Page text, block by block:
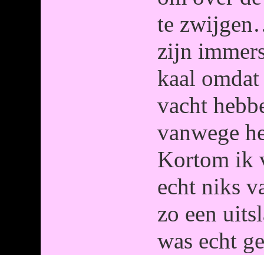
te
zijn
kaal
vacht
vanwege
Kortom ik
echt niks
zo een
was echt